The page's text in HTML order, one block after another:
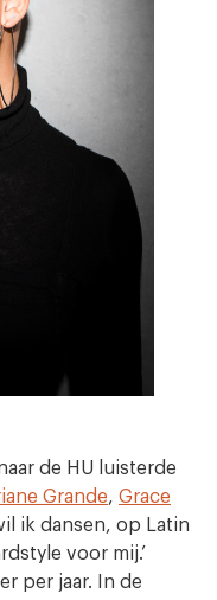
de HU luisterde
Grande, Grace
ik dansen, op Latin
voor mij.’
per jaar. In de